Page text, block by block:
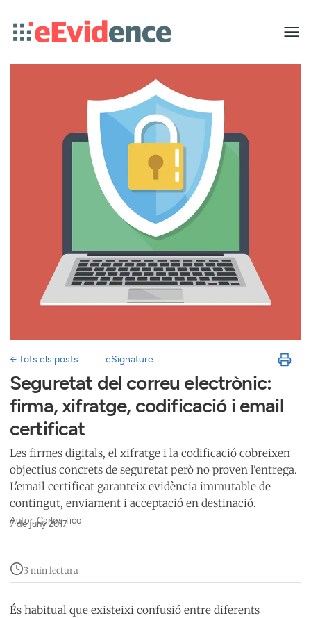
menu
← Tots els posts eSignature
Seguretat del correu electrònic:
firma, xifratge, codificació i email
certificat
Les firmes digitals, el xifratge i la codificació cobreixen
objectius concrets de seguretat però no proven l'entrega.
L'email certificat garanteix evidència immutable de
contingut, enviament i acceptació en destinació.
Autor: Carlos Tico
7 de juny 2017
3 min lectura
És habitual que existeixi confusió entre diferents